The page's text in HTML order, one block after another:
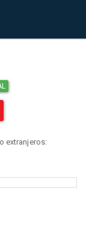
extranjeros: